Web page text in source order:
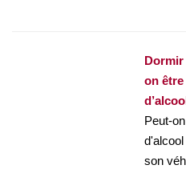
Dormir
on être
Peut-
son